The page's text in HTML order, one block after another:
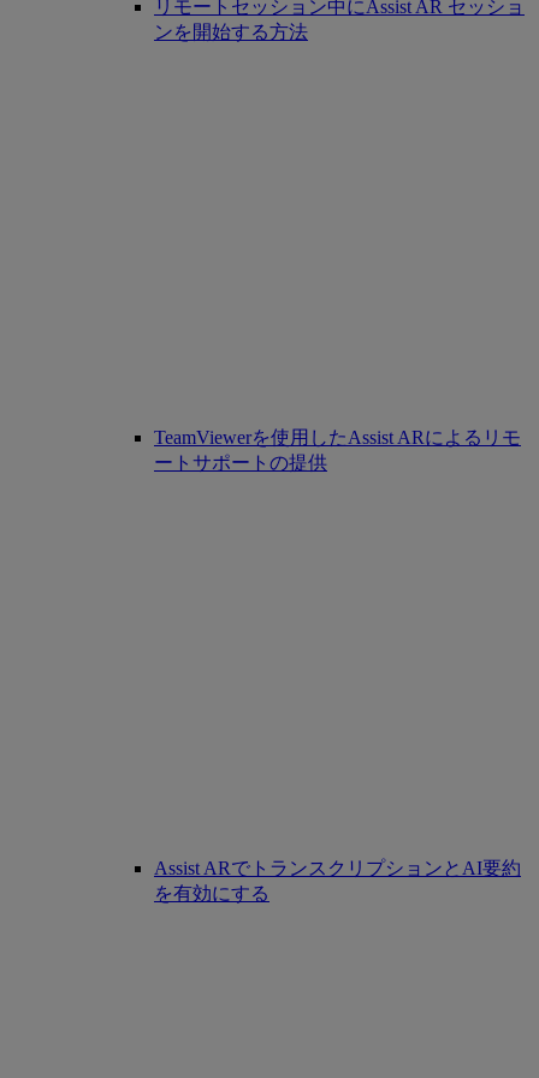
リモートセッション中にAssist AR セッショ
ンを開始する方法
TeamViewerを使用したAssist ARによるリモ
ートサポートの提供
Assist ARでトランスクリプションとAI要約
を有効にする